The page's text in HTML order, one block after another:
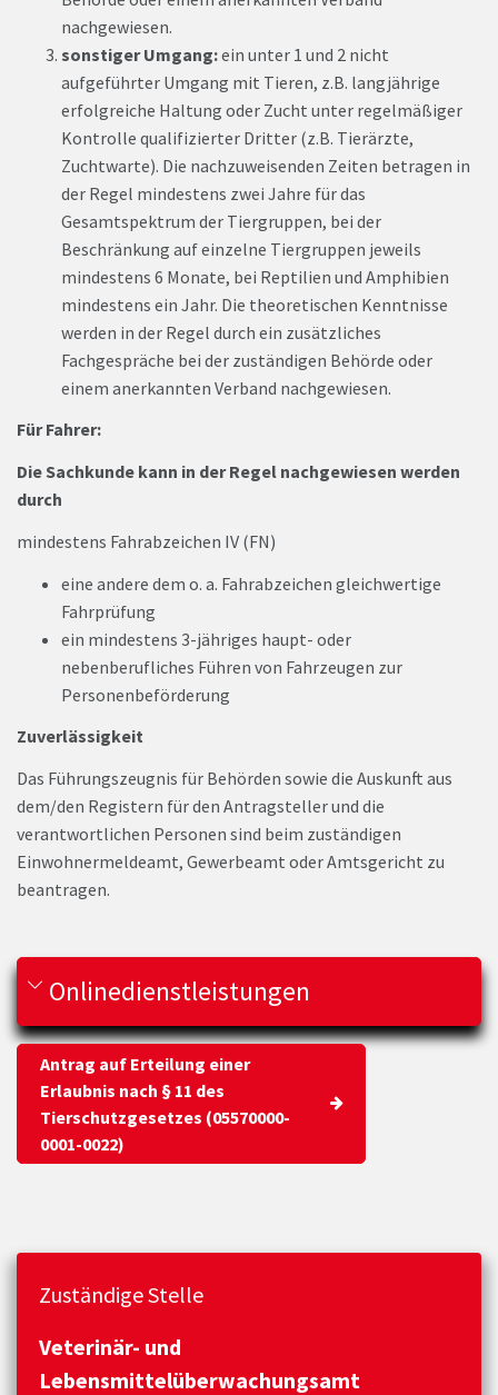
nachgewiesen.
sonstiger Umgang:ein unter 1 und 2 nicht
aufgeführter Umgang mit Tieren, z.B. langjährige
erfolgreiche Haltung oder Zucht unter regelmäßiger
Kontrolle qualifizierter Dritter (z.B. Tierärzte,
Zuchtwarte). Die nachzuweisenden Zeiten betragen in
der Regel mindestens zwei Jahre für das
Gesamtspektrum der Tiergruppen, bei der
Beschränkung auf einzelne Tiergruppen jeweils
mindestens 6 Monate, bei Reptilien und Amphibien
mindestens ein Jahr. Die theoretischen Kenntnisse
werden in der Regel durch ein zusätzliches
Fachgespräche bei der zuständigen Behörde oder
einem anerkannten Verband nachgewiesen.
Für Fahrer:
Die Sachkunde kann in der Regel nachgewiesen werden
durch
mindestens Fahrabzeichen IV (FN)
eine andere dem o. a. Fahrabzeichen gleichwertige
Fahrprüfung
ein mindestens 3-jähriges haupt- oder
nebenberufliches Führen von Fahrzeugen zur
Personenbeförderung
Zuverlässigkeit
Das Führungszeugnis für Behörden sowie die Auskunft aus
dem/den Registern für den Antragsteller und die
verantwortlichen Personen sind beim zuständigen
Einwohnermeldeamt, Gewerbeamt oder Amtsgericht zu
beantragen.
Onlinedienstleistungen
Antrag auf Erteilung einer
Erlaubnis nach § 11 des
Tierschutzgesetzes (05570000-
0001-0022)
Zuständige Stelle
Veterinär- und
Lebensmittelüberwachungsamt